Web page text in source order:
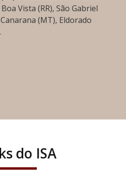
Vista (RR), São Gabriel
(MT), Eldorado
do ISA